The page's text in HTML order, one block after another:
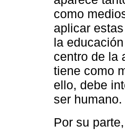
como
aplicar
la
centro de la
tiene como
ello, debe
ser humano.
Por su parte,